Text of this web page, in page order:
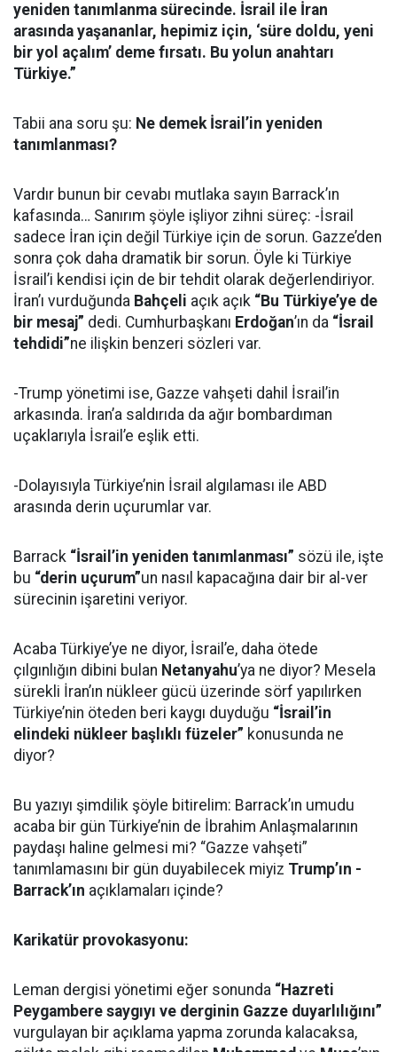
yeniden tanımlanma sürecinde. İsrail ile İran
arasında yaşananlar, hepimiz için, ‘süre doldu, yeni
bir yol açalım’ deme fırsatı. Bu yolun anahtarı
Türkiye.”
Tabii ana soru şu: Ne demek İsrail’in yeniden
tanımlanması?
Vardır bunun bir cevabı mutlaka sayın Barrack’ın
kafasında… Sanırım şöyle işliyor zihni süreç: -İsrail
sadece İran için değil Türkiye için de sorun. Gazze’den
sonra çok daha dramatik bir sorun. Öyle ki Türkiye
İsrail’i kendisi için de bir tehdit olarak değerlendiriyor.
İran’ı vurduğunda Bahçeli açık açık “Bu Türkiye’ye de
bir mesaj” dedi. Cumhurbaşkanı Erdoğan’ın da “İsrail
tehdidi”ne ilişkin benzeri sözleri var.
-Trump yönetimi ise, Gazze vahşeti dahil İsrail’in
arkasında. İran’a saldırıda da ağır bombardıman
uçaklarıyla İsrail’e eşlik etti.
-Dolayısıyla Türkiye’nin İsrail algılaması ile ABD
arasında derin uçurumlar var.
Barrack “İsrail’in yeniden tanımlanması” sözü ile, işte
bu “derin uçurum”un nasıl kapacağına dair bir al-ver
sürecinin işaretini veriyor.
Acaba Türkiye’ye ne diyor, İsrail’e, daha ötede
çılgınlığın dibini bulan Netanyahu’ya ne diyor? Mesela
sürekli İran’ın nükleer gücü üzerinde sörf yapılırken
Türkiye’nin öteden beri kaygı duyduğu “İsrail’in
elindeki nükleer başlıklı füzeler” konusunda ne
diyor?
Bu yazıyı şimdilik şöyle bitirelim: Barrack’ın umudu
acaba bir gün Türkiye’nin de İbrahim Anlaşmalarının
paydaşı haline gelmesi mi? “Gazze vahşeti”
tanımlamasını bir gün duyabilecek miyiz Trump’ın -
Barrack’ın açıklamaları içinde?
Karikatür provokasyonu:
Leman dergisi yönetimi eğer sonunda “Hazreti
Peygambere saygıyı ve derginin Gazze duyarlılığını”
vurgulayan bir açıklama yapma zorunda kalacaksa,